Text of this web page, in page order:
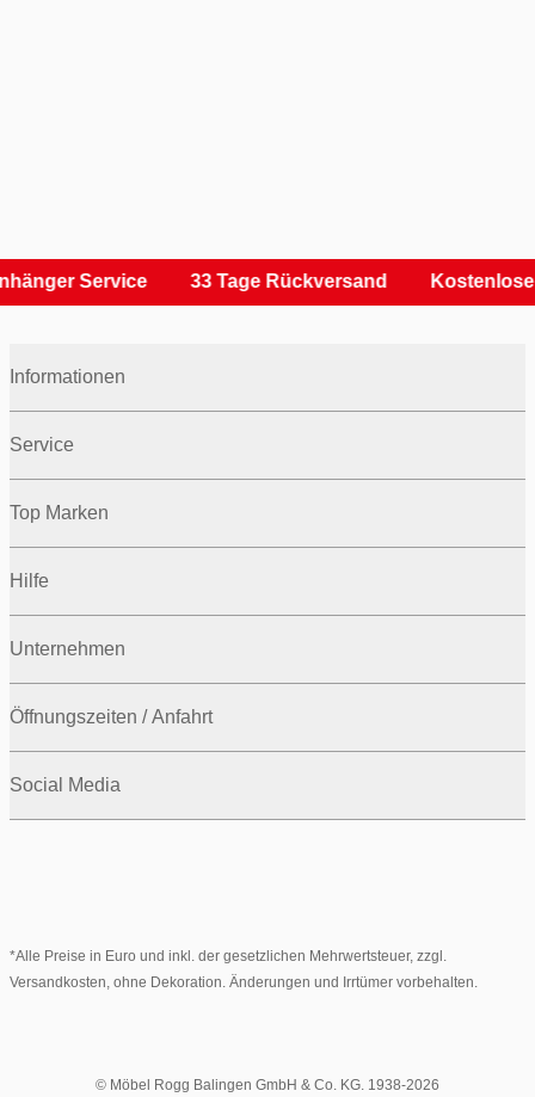
Service 33 Tage Rückversand
Informationen
Service
Top Marken
Hilfe
Unternehmen
Öffnungszeiten / Anfahrt
Social Media
*Alle Preise in Euro und inkl. der gesetzlichen Mehrwertsteuer, zzgl.
Versandkosten, ohne Dekoration. Änderungen und Irrtümer vorbehalten.
© Möbel Rogg Balingen GmbH & Co. KG. 1938-2026